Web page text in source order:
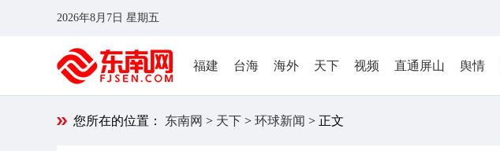
2026年8月7日 星期五
福建 台海 海外 天下 视频 直通屏山 舆情
您所在的位置： 东南网 > 天下 > 环球新闻 > 正文